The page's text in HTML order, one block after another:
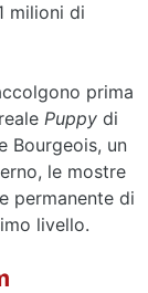
milioni di
prima
Puppy di
Bourgeois, un
le mostre
permanente di
livello.